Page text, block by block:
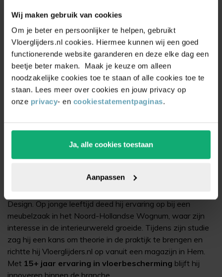
Wij maken gebruik van cookies
Om je beter en persoonlijker te helpen, gebruikt
Vloerglijders.nl cookies. Hiermee kunnen wij een goed
functionerende website garanderen en deze elke dag een
beetje beter maken. Maak je keuze om alleen
noodzakelijke cookies toe te staan of alle cookies toe te
staan. Lees meer over cookies en jouw privacy op
onze privacy- en cookiestatementpaginas.
Ja, alle cookies toestaan
Aanpassen
Hoe lang gaan goede stoelpoot
beschermers mee?
Wat kosten stoelpoot beschermers?
is de drijvende kracht achter Vloerglijders.nl
Design. Op jonge leeftijd deed hij ervaring op bij een
meubelzaak in het Noord-Hollandse Wognum, waar zijn
interesse in de interieurwereld groeide. Tijdens zijn studie
zag hij een kans om theorie in de praktijk te brengen en
richtte hij Vloerglijders.nl op vanuit een magazijn in Hem.
Met 15+ jaar ervaring in vloerbescherming blijft hij
innoveren binnen de branche.